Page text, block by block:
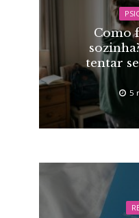
Como
tentar
5